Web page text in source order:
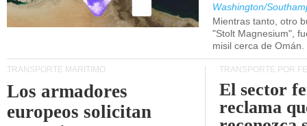
Washington/
Mientras tanto, otro
"Stolt Magnesium",
misil cerca de Omán.
TRANSPORTE MARÍTIMO
Los armadores
europeos solicitan
TRANSPORTE POR
El sector
reclama